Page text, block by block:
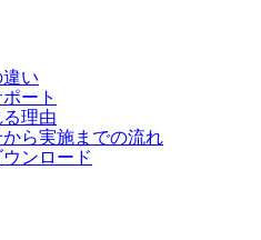
い
ート
理由
ら実施までの流れ
ンロード